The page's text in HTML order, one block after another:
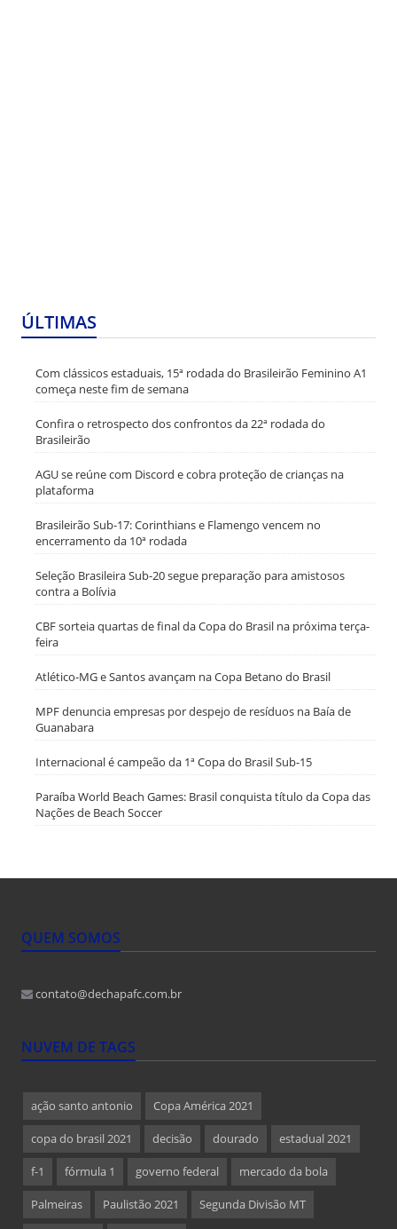
ÚLTIMAS
Com clássicos estaduais, 15ª rodada do Brasileirão Feminino A1
começa neste fim de semana
Confira o retrospecto dos confrontos da 22ª rodada do
Brasileirão
AGU se reúne com Discord e cobra proteção de crianças na
plataforma
Brasileirão Sub-17: Corinthians e Flamengo vencem no
encerramento da 10ª rodada
Seleção Brasileira Sub-20 segue preparação para amistosos
contra a Bolívia
CBF sorteia quartas de final da Copa do Brasil na próxima terça-
feira
Atlético-MG e Santos avançam na Copa Betano do Brasil
MPF denuncia empresas por despejo de resíduos na Baía de
Guanabara
Internacional é campeão da 1ª Copa do Brasil Sub-15
Paraíba World Beach Games: Brasil conquista título da Copa das
Nações de Beach Soccer
QUEM SOMOS
contato@dechapafc.com.br
NUVEM DE TAGS
ação santo antonio Copa América 2021
copa do brasil 2021 decisão dourado estadual 2021
f-1 fórmula 1 governo federal mercado da bola
Palmeiras Paulistão 2021 Segunda Divisão MT